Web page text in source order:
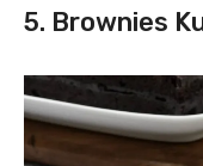
5. Brownies